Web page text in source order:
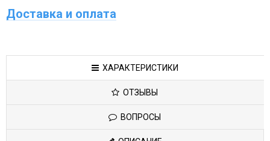
Доставка и оплата
ХАРАКТЕРИСТИКИ
ОТЗЫВЫ
ВОПРОСЫ